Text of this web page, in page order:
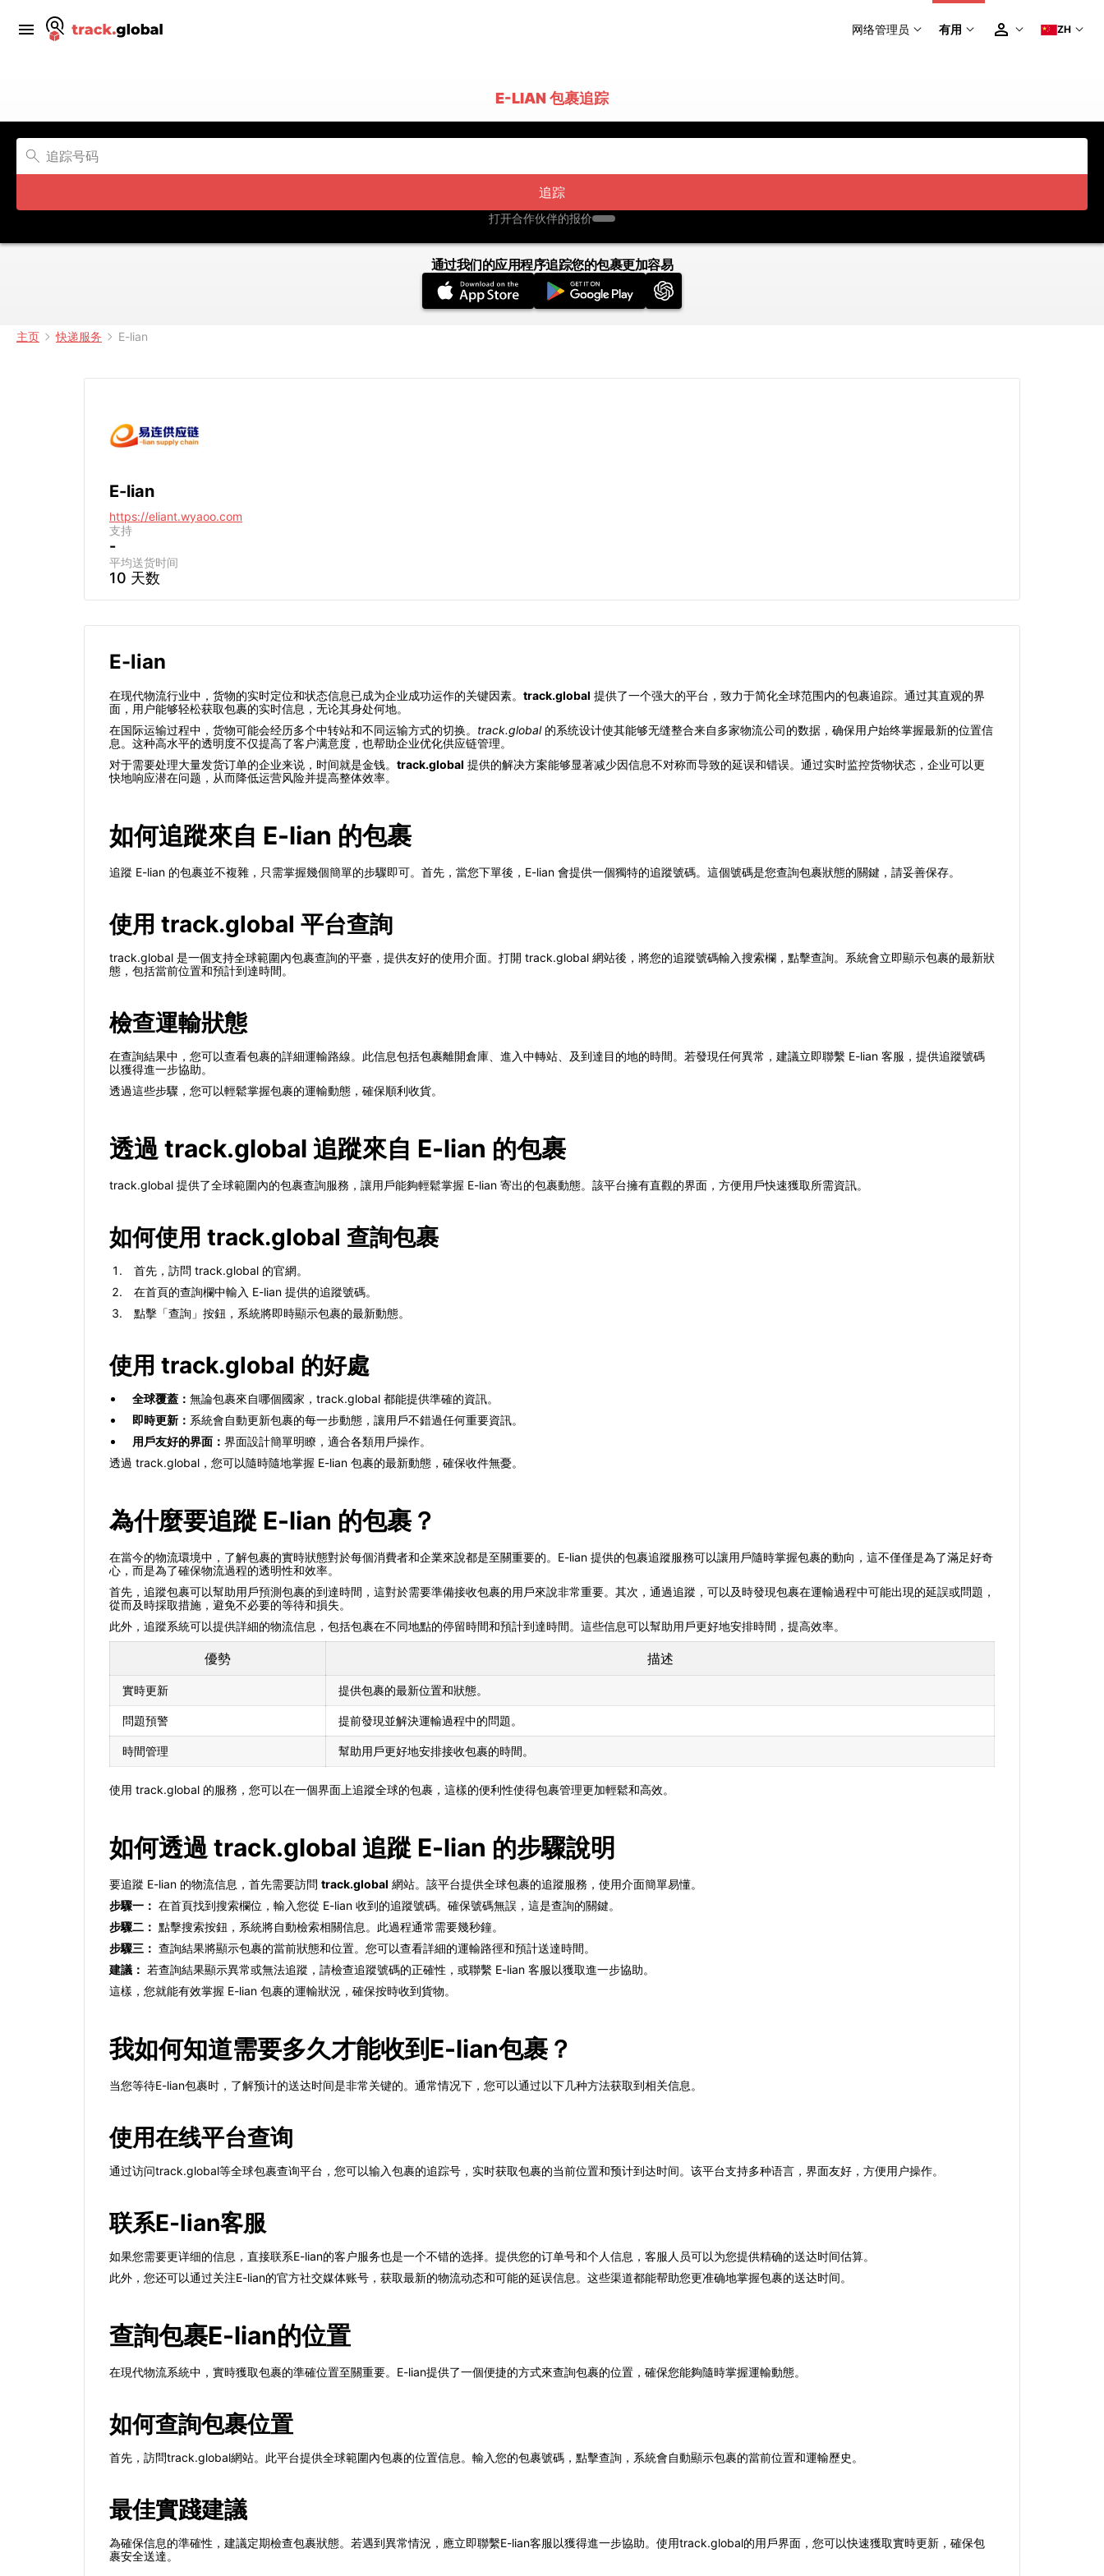
网络管理员 有用 ZH
E-LIAN 包裹追踪
追踪
打开合作伙伴的报价
通过我们的应用程序追踪您的包裹更加容易
主页 快递服务 E-lian
E-lian
https://eliant.wyaoo.com
支持
-
平均送货时间
10 天数
E-lian
在现代物流行业中，货物的实时定位和状态信息已成为企业成功运作的关键因素。 track.global 提供了一个强大的平台，致力于简化全球范围内的包裹追踪。通过其直观的界
面，用户能够轻松获取包裹的实时信息，无论其身处何地。
在国际运输过程中，货物可能会经历多个中转站和不同运输方式的切换。 track.global的系统设计使其能够无缝整合来自多家物流公司的数据，确保用户始终掌握最新的位置信
息。这种高水平的透明度不仅提高了客户满意度，也帮助企业优化供应链管理。
对于需要处理大量发货订单的企业来说，时间就是金钱。 track.global 提供的解决方案能够显著减少因信息不对称而导致的延误和错误。通过实时监控货物状态，企业可以更
快地响应潜在问题，从而降低运营风险并提高整体效率。
如何追蹤來自 E-lian 的包裹
追蹤 E-lian 的包裹並不複雜，只需掌握幾個簡單的步驟即可。首先，當您下單後，E-lian 會提供一個獨特的追蹤號碼。這個號碼是您查詢包裹狀態的關鍵，請妥善保存。
使用 track.global 平台查詢
track.global 是一個支持全球範圍內包裹查詢的平臺，提供友好的使用介面。打開 track.global 網站後，將您的追蹤號碼輸入搜索欄，點擊查詢。系統會立即顯示包裹的最新狀
態，包括當前位置和預計到達時間。
檢查運輸狀態
在查詢結果中，您可以查看包裹的詳細運輸路線。此信息包括包裹離開倉庫、進入中轉站、及到達目的地的時間。若發現任何異常，建議立即聯繫 E-lian 客服，提供追蹤號碼
以獲得進一步協助。
透過這些步驟，您可以輕鬆掌握包裹的運輸動態，確保順利收貨。
透過 track.global 追蹤來自 E-lian 的包裹
track.global 提供了全球範圍內的包裹查詢服務，讓用戶能夠輕鬆掌握 E-lian 寄出的包裹動態。該平台擁有直觀的界面，方便用戶快速獲取所需資訊。
如何使用 track.global 查詢包裹
首先，訪問 track.global 的官網。
在首頁的查詢欄中輸入 E-lian 提供的追蹤號碼。
點擊「查詢」按鈕，系統將即時顯示包裹的最新動態。
使用 track.global 的好處
全球覆蓋： 無論包裹來自哪個國家，track.global 都能提供準確的資訊。
即時更新： 系統會自動更新包裹的每一步動態，讓用戶不錯過任何重要資訊。
用戶友好的界面： 界面設計簡單明瞭，適合各類用戶操作。
透過 track.global，您可以隨時隨地掌握 E-lian 包裹的最新動態，確保收件無憂。
為什麼要追蹤 E-lian 的包裹？
在當今的物流環境中，了解包裹的實時狀態對於每個消費者和企業來說都是至關重要的。E-lian 提供的包裹追蹤服務可以讓用戶隨時掌握包裹的動向，這不僅僅是為了滿足好奇
心，而是為了確保物流過程的透明性和效率。
首先，追蹤包裹可以幫助用戶預測包裹的到達時間，這對於需要準備接收包裹的用戶來說非常重要。其次，通過追蹤，可以及時發現包裹在運輸過程中可能出現的延誤或問題，
從而及時採取措施，避免不必要的等待和損失。
此外，追蹤系統可以提供詳細的物流信息，包括包裹在不同地點的停留時間和預計到達時間。這些信息可以幫助用戶更好地安排時間，提高效率。
優勢 描述
實時更新 提供包裹的最新位置和狀態。
問題預警 提前發現並解決運輸過程中的問題。
時間管理 幫助用戶更好地安排接收包裹的時間。
使用 track.global 的服務，您可以在一個界面上追蹤全球的包裹，這樣的便利性使得包裹管理更加輕鬆和高效。
如何透過 track.global 追蹤 E-lian 的步驟說明
要追蹤 E-lian 的物流信息，首先需要訪問 track.global 網站。該平台提供全球包裹的追蹤服務，使用介面簡單易懂。
步驟一： 在首頁找到搜索欄位，輸入您從 E-lian 收到的追蹤號碼。確保號碼無誤，這是查詢的關鍵。
步驟二： 點擊搜索按鈕，系統將自動檢索相關信息。此過程通常需要幾秒鐘。
步驟三： 查詢結果將顯示包裹的當前狀態和位置。您可以查看詳細的運輸路徑和預計送達時間。
建議： 若查詢結果顯示異常或無法追蹤，請檢查追蹤號碼的正確性，或聯繫 E-lian 客服以獲取進一步協助。
這樣，您就能有效掌握 E-lian 包裹的運輸狀況，確保按時收到貨物。
我如何知道需要多久才能收到E-lian包裹？
当您等待E-lian包裹时，了解预计的送达时间是非常关键的。通常情况下，您可以通过以下几种方法获取到相关信息。
使用在线平台查询
通过访问track.global等全球包裹查询平台，您可以输入包裹的追踪号，实时获取包裹的当前位置和预计到达时间。该平台支持多种语言，界面友好，方便用户操作。
联系E-lian客服
如果您需要更详细的信息，直接联系E-lian的客户服务也是一个不错的选择。提供您的订单号和个人信息，客服人员可以为您提供精确的送达时间估算。
此外，您还可以通过关注E-lian的官方社交媒体账号，获取最新的物流动态和可能的延误信息。这些渠道都能帮助您更准确地掌握包裹的送达时间。
查詢包裹E-lian的位置
在現代物流系統中，實時獲取包裹的準確位置至關重要。E-lian提供了一個便捷的方式來查詢包裹的位置，確保您能夠隨時掌握運輸動態。
如何查詢包裹位置
首先，訪問track.global網站。此平台提供全球範圍內包裹的位置信息。輸入您的包裹號碼，點擊查詢，系統會自動顯示包裹的當前位置和運輸歷史。
最佳實踐建議
為確保信息的準確性，建議定期檢查包裹狀態。若遇到異常情況，應立即聯繫E-lian客服以獲得進一步協助。使用track.global的用戶界面，您可以快速獲取實時更新，確保包
裹安全送達。